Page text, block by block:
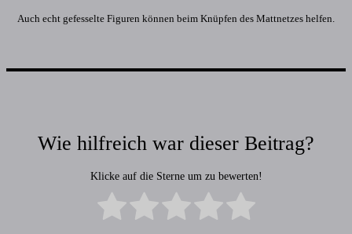
Auch echt gefesselte Figuren können beim Knüpfen des Mattnetzes helfen.
Wie hilfreich war dieser Beitrag?
Klicke auf die Sterne um zu bewerten!